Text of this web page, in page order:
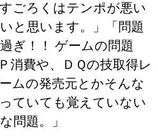
ごろくはテンポが悪い
と思います。」「問題
ぎ！！ ゲームの問題
消費や、ＤＱの技取得レ
ムの発売元とかそんな
ていても覚えていない
問題。」